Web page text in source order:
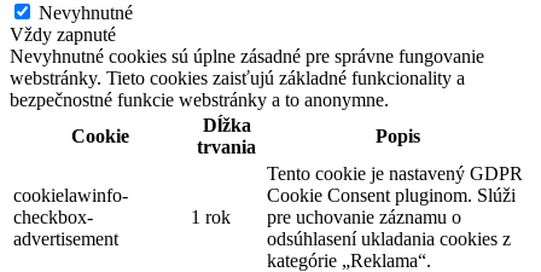
Nevyhnutné
Vždy zapnuté
Nevyhnutné cookies sú úplne zásadné pre správne fungovanie
webstránky. Tieto cookies zaisťujú základné funkcionality a
bezpečnostné funkcie webstránky a to anonymne.
Cookie
Dĺžka
trvania
Popis
cookielawinfo-
checkbox-
advertisement
1 rok
Tento cookie je nastavený GDPR
Cookie Consent pluginom. Slúži
pre uchovanie záznamu o
odsúhlasení ukladania cookies z
kategórie „Reklama“.